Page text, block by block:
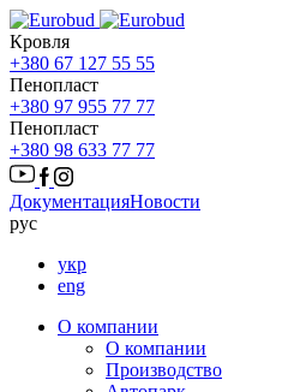
Кровля
+380 67 127 55 55
Пенопласт
+380 97 955 77 77
Пенопласт
+380 98 633 77 77
ДокументацияНовости
рус
укр
eng
О компании
О компании
Производство